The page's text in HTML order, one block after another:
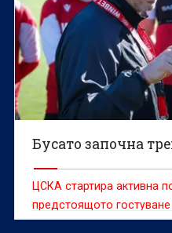
Бусато започна
ЦСКА стартира активна
предстоящото
рия кръг на efbet лига.